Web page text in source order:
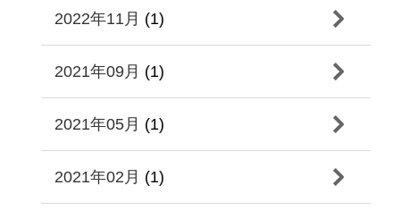
2022年11月 (1)
2021年09月 (1)
2021年05月 (1)
2021年02月 (1)